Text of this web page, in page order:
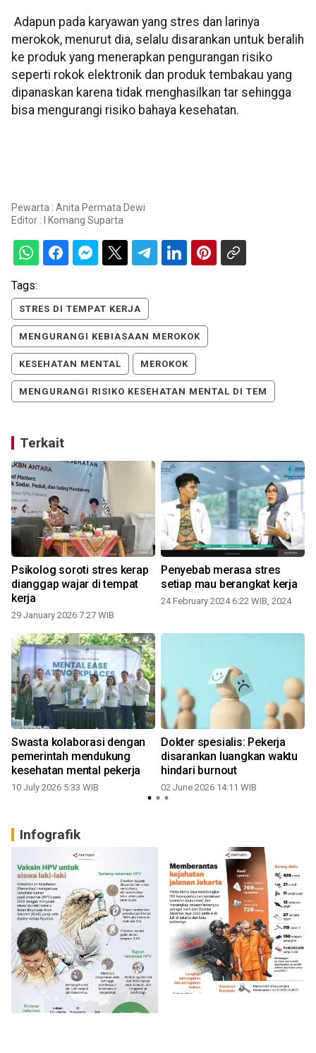
Adapun pada karyawan yang stres dan larinya
merokok, menurut dia, selalu disarankan untuk beralih
ke produk yang menerapkan pengurangan risiko
seperti rokok elektronik dan produk tembakau yang
dipanaskan karena tidak menghasilkan tar sehingga
bisa mengurangi risiko bahaya kesehatan.
Pewarta : Anita Permata Dewi
Editor :
I Komang Suparta
Tags:
STRES DI TEMPAT KERJA
MENGURANGI KEBIASAAN MEROKOK
KESEHATAN MENTAL MEROKOK
MENGURANGI RISIKO KESEHATAN MENTAL DI TEM
Terkait
Psikolog soroti stres kerap
dianggap wajar di tempat
kerja
29 January 2026 7:27 WIB
Penyebab merasa stres
setiap mau berangkat kerja
24 February 2024 6:22 WIB, 2024
Swasta kolaborasi dengan
pemerintah mendukung
kesehatan mental pekerja
10 July 2026 5:33 WIB
Dokter spesialis: Pekerja
disarankan luangkan waktu
hindari burnout
02 June 2026 14:11 WIB
Infografik